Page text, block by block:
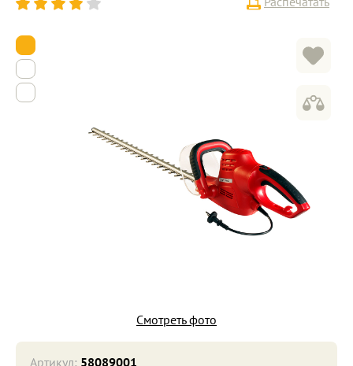
Смотреть фото
Артикул: 58089001